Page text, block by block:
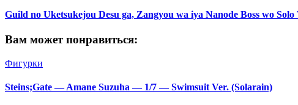
Guild no Uketsukejou Desu ga, Zangyou wa iya Nanode Boss wo
Вам может понравиться:
Фигурки
Steins;Gate — Amane Suzuha — 1/7 — Swimsuit Ver. (Solarain)